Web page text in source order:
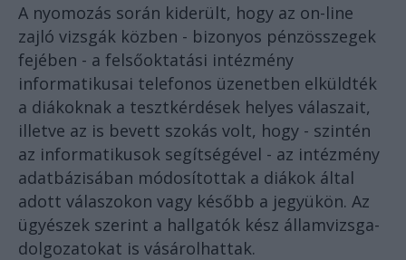
A nyomozás során kiderült, hogy az on-line
zajló vizsgák közben - bizonyos pénzösszegek
fejében - a felsőoktatási intézmény
informatikusai telefonos üzenetben elküldték
a diákoknak a tesztkérdések helyes válaszait,
illetve az is bevett szokás volt, hogy - szintén
az informatikusok segítségével - az intézmény
adatbázisában módosítottak a diákok által
adott válaszokon vagy később a jegyükön. Az
ügyészek szerint a hallgatók kész államvizsga-
dolgozatokat is vásárolhattak.